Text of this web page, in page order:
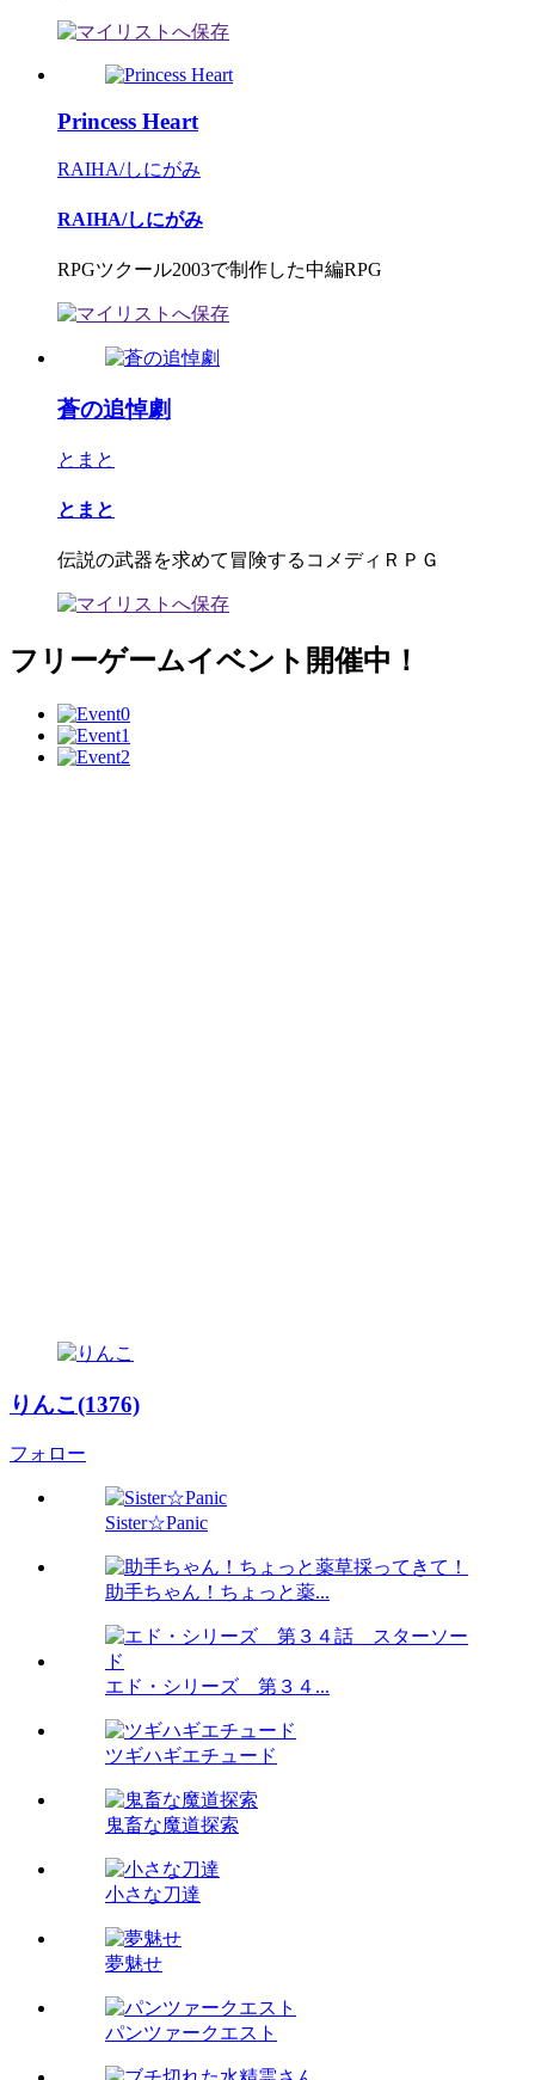
Princess Heart
RAIHA/しにがみ
RAIHA/しにがみ
RPGツクール2003で制作した中編RPG
蒼の追悼劇
とまと
とまと
伝説の武器を求めて冒険するコメディＲＰＧ
フリーゲームイベント開催中！
りんこ(1376)
フォロー
Sister☆Panic
助手ちゃん！ちょっと薬...
エド・シリーズ 第３４...
ツギハギエチュード
鬼畜な魔道探索
小さな刀達
夢魅せ
パンツァークエスト